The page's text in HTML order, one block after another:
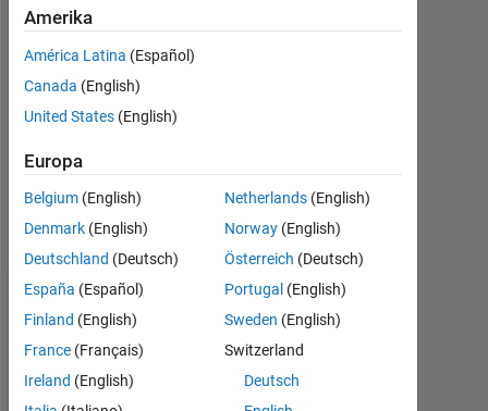
2022
Followers:
0
Statistik
Amerika
América Latina (Español)
Canada (English)
United States (English)
Europa
Belgium (English)
Denmark (English)
Deutschland (Deutsch)
España (Español)
Finland (English)
France (Français)
Ireland (English)
Netherlands (English)
Norway (English)
Österreich (Deutsch)
Portugal (English)
Sweden (English)
Switzerland
Deutsch